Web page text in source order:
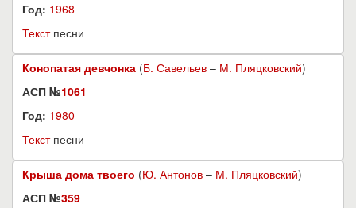
Год: 1968
Текстпесни
Конопатая девчонка (Б. Савельев – М. Пляцковский)
АСП №1061
Год: 1980
Текстпесни
Крыша дома твоего (Ю. Антонов – М. Пляцковский)
АСП №359